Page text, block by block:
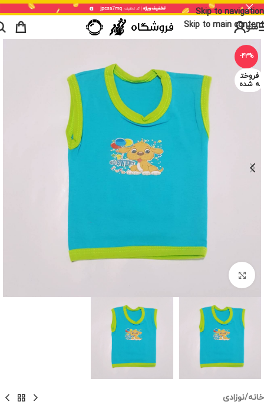
Skip to navigation
Skip to main content
منو
-43%
فروخت
ه شده
برای بزرگنمایی کلیک کنید
خانه/نوزادی